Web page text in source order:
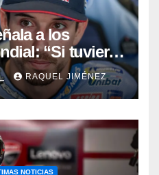
a los
“Si tuviera
ya sabéis
RAQUEL JIMÉNEZ
NOTICIAS